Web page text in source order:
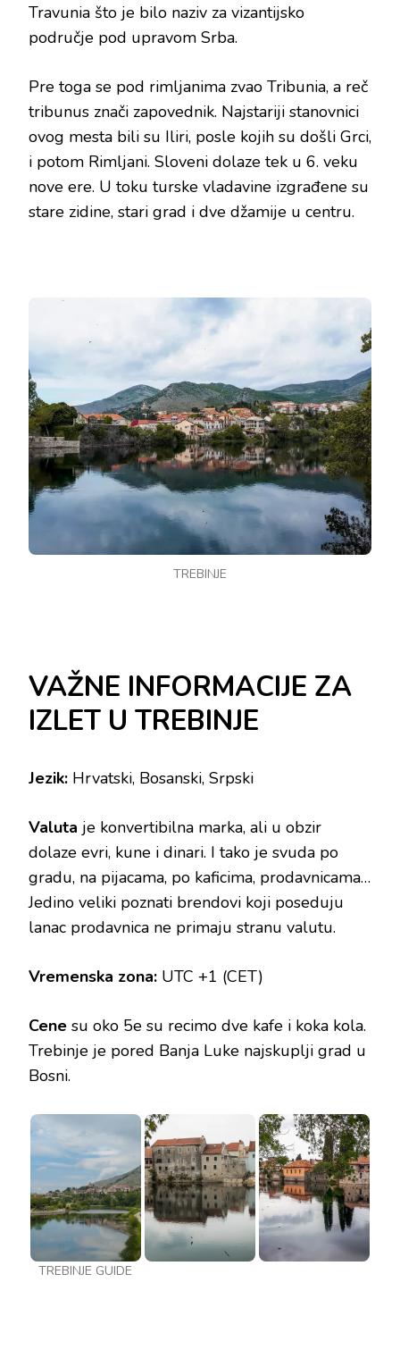
Travunia što je bilo naziv za vizantijsko
područje pod upravom Srba.
Pre toga se pod rimljanima zvao Tribunia, a reč
tribunus znači zapovednik. Najstariji stanovnici
ovog mesta bili su Iliri, posle kojih su došli Grci,
i potom Rimljani. Sloveni dolaze tek u 6. veku
nove ere. U toku turske vladavine izgrađene su
stare zidine, stari grad i dve džamije u centru.
TREBINJE
VAŽNE INFORMACIJE ZA
IZLET U TREBINJE
Jezik: Hrvatski, Bosanski, Srpski
Valuta je konvertibilna marka, ali u obzir
dolaze evri, kune i dinari. I tako je svuda po
gradu, na pijacama, po kaficima, prodavnicama…
Jedino veliki poznati brendovi koji poseduju
lanac prodavnica ne primaju stranu valutu.
Vremenska zona: UTC +1 (CET)
Cene su oko 5e su recimo dve kafe i koka kola.
Trebinje je pored Banja Luke najskuplji grad u
Bosni.
TREBINJE GUIDE